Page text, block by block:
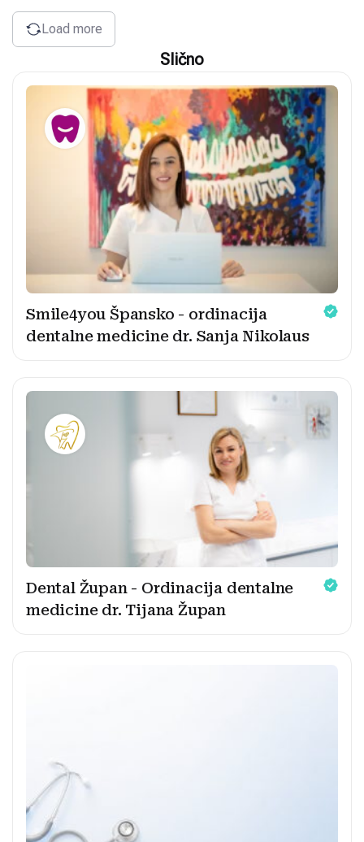
Load more
Slično
Smile4you Špansko - ordinacija
dentalne medicine dr. Sanja Nikolaus
Dental Župan - Ordinacija dentalne
medicine dr. Tijana Župan